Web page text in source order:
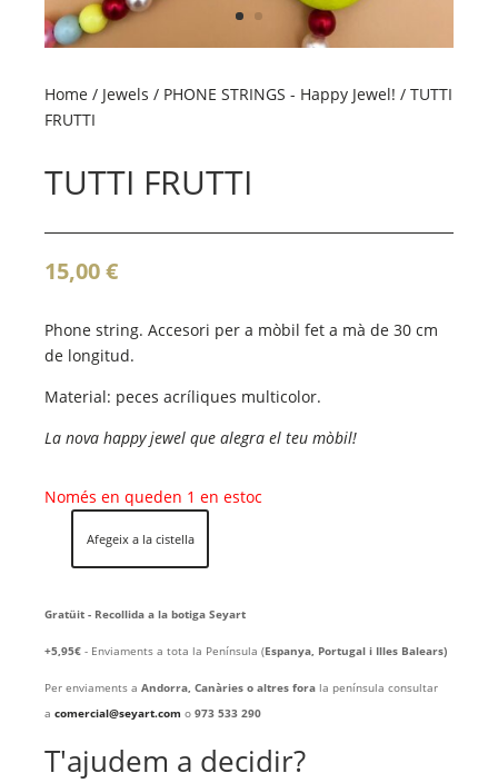
Home / Jewels / PHONE STRINGS - Happy Jewel! / TUTTI
FRUTTI
TUTTI FRUTTI
15,00€
Phone string. Accesori per a mòbil fet a mà de 30 cm
de longitud.
Material: peces acríliques multicolor.
La nova happy jewel que alegra el teu mòbil!
Només en queden 1 en estoc
quantitat
Afegeix a la cistella
Gratüit - Recollida a la botiga Seyart
+5,95€ - Enviaments a tota la Península (Espanya, Portugal i Illes Balears)
Per enviaments aAndorra, Canàries o altres fora la península consultar
acomercial@seyart.com o973 533 290
T'ajudem a decidir?